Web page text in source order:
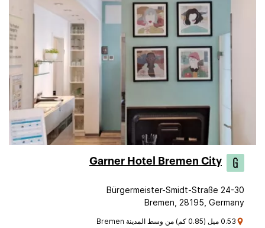
Garner Hotel Bremen City
Bürgermeister-Smidt-Straße 24-30
Bremen, 28195, Germany
0.53 ميل (0.85 كم) من وسط المدينة Bremen